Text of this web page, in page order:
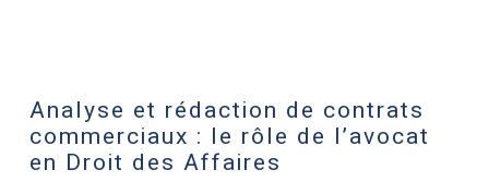
Analyse et rédaction de contrats
commerciaux : le rôle de l’avocat
en Droit des Affaires